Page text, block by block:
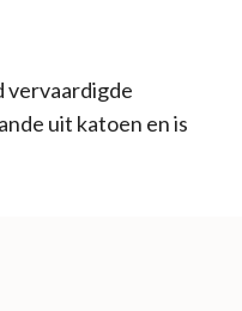
vervaardigde
uit katoen en is